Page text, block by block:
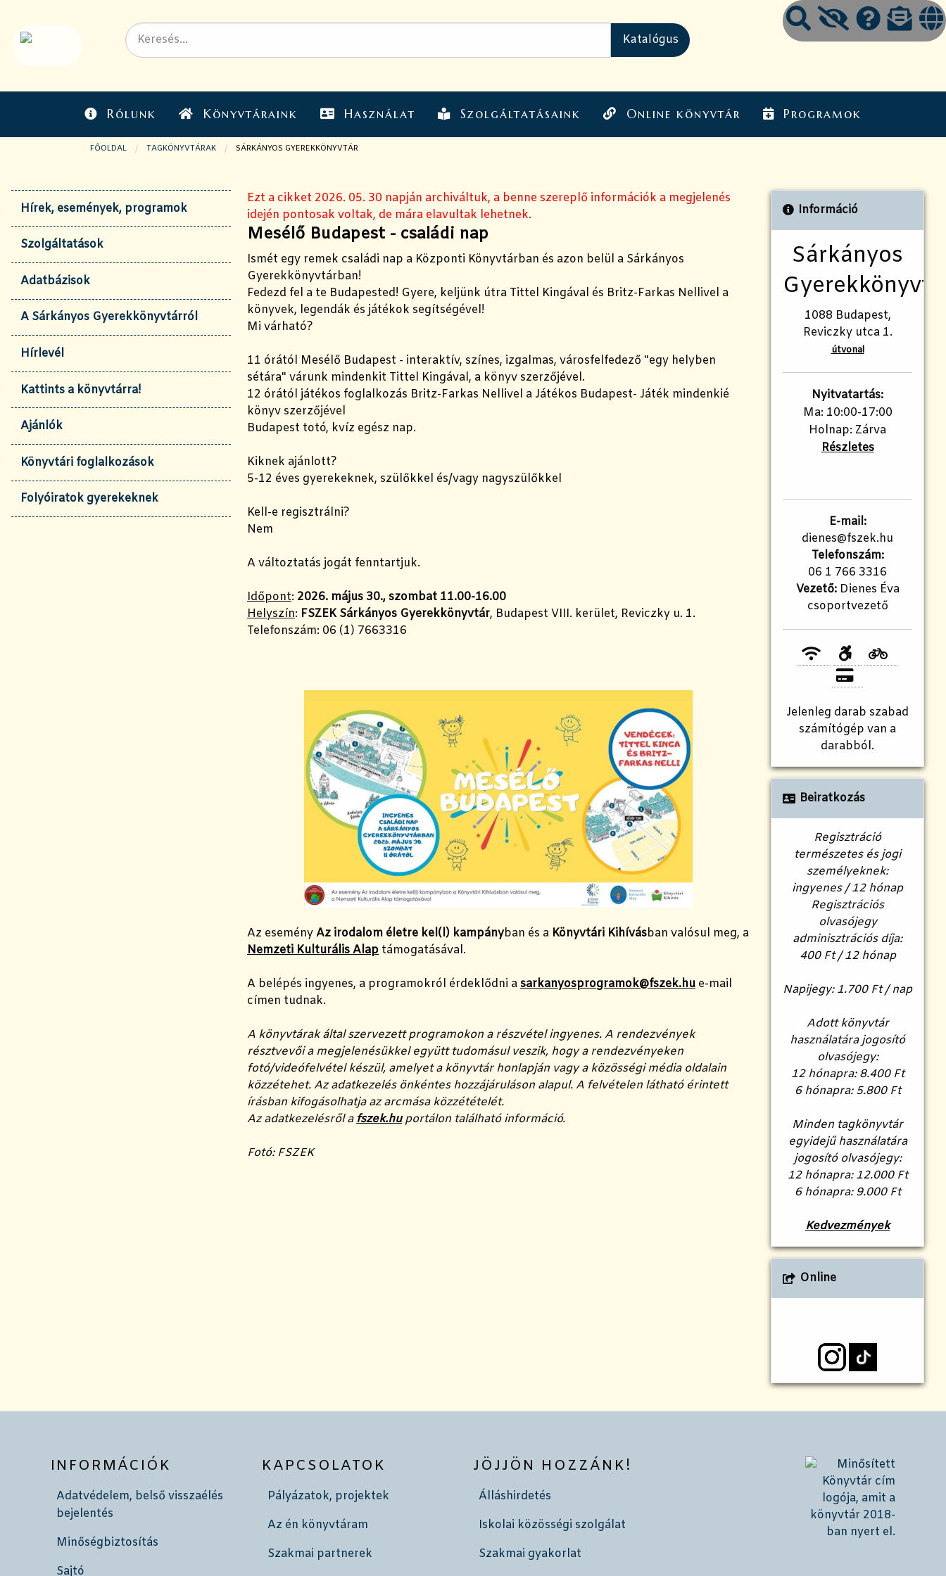
Rólunk Könyvtáraink Használat Szolgáltatásaink Online könyvtár Programok
FŐOLDAL TAGKÖNYVTÁRAK JELENLEGI OLDAL:
SÁRKÁNYOS GYEREKKÖNYVTÁR
Hírek, események, programok
Szolgáltatások
Adatbázisok
A Sárkányos Gyerekkönyvtárról
Hírlevél
Kattints a könyvtárra!
Ajánlók
Könyvtári foglalkozások
Folyóiratok gyerekeknek
Ezt a cikket 2026. 05. 30 napján archiváltuk, a benne szereplő információk a megjelenés
idején pontosak voltak, de mára elavultak lehetnek.
Mesélő Budapest - családi nap
Ismét egy remek családi nap a Központi Könyvtárban és azon belül a Sárkányos
Gyerekkönyvtárban!
Fedezd fel a te Budapested! Gyere, keljünk útra Tittel Kingával és Britz-Farkas Nellivel a
könyvek, legendák és játékok segítségével!
Mi várható?
11 órától Mesélő Budapest - interaktív, színes, izgalmas, városfelfedező "egy helyben
sétára" várunk mindenkit Tittel Kingával, a könyv szerzőjével.
12 órától játékos foglalkozás Britz-Farkas Nellivel a Játékos Budapest- Játék mindenkié
könyv szerzőjével
Budapest totó, kvíz egész nap.
Kiknek ajánlott?
5-12 éves gyerekeknek, szülőkkel és/vagy nagyszülőkkel
Kell-e regisztrálni?
Nem
A változtatás jogát fenntartjuk.
Időpont: 2026. május 30., szombat 11.00-16.00
Helyszín: FSZEK Sárkányos Gyerekkönyvtár, Budapest VIII. kerület, Reviczky u. 1.
Telefonszám: 06 (1) 7663316
Az eseményAz irodalom életre kel(l) kampányban és a Könyvtári Kihívásban valósul meg, a
Nemzeti Kulturális Alap támogatásával.
A belépés ingyenes, a programokról érdeklődni asarkanyosprogramok@fszek.hu e-mail
címen tudnak.
A könyvtárak által szervezett programokon a részvétel ingyenes. A rendezvények
résztvevői a megjelenésükkel együtt tudomásul veszik, hogy a rendezvényeken
fotó/videófelvétel készül, amelyet a könyvtár honlapján vagy a közösségi média oldalain
közzétehet. Az adatkezelés önkéntes hozzájáruláson alapul. A felvételen látható érintett
írásban kifogásolhatja az arcmása közzétételét.
Az adatkezelésről afszek.huportálon található információ.
Fotó: FSZEK
Információ
Sárkányos
1088 Budapest,
Reviczky utca 1.
útvonal
Nyitvatartás:
Ma: 10:00-17:00
Holnap: Zárva
Részletes
E-mail:
dienes@fszek.hu
Telefonszám:
06 1 766 3316
Vezető:Dienes Éva
csoportvezető
Jelenleg darab szabad
számítógép van a
darabból.
Beiratkozás
Regisztráció
természetes és jogi
személyeknek:
ingyenes / 12 hónap
Regisztrációs
olvasójegy
adminisztrációs díja:
400 Ft / 12 hónap
Napijegy:1.700 Ft / nap
Adott könyvtár
használatára jogosító
olvasójegy:
12 hónapra: 8.400 Ft
6 hónapra: 5.800 Ft
Minden tagkönyvtár
egyidejű használatára
jogosító olvasójegy:
12 hónapra: 12.000 Ft
6 hónapra: 9.000 Ft
Kedvezmények
Online
INFORMÁCIÓK
Adatvédelem, belső visszaélés
bejelentés
Minőségbiztosítás
Sajtó
KAPCSOLATOK
Pályázatok, projektek
Az én könyvtáram
Szakmai partnerek
JÖJJÖN HOZZÁNK!
Álláshirdetés
Iskolai közösségi szolgálat
Szakmai gyakorlat